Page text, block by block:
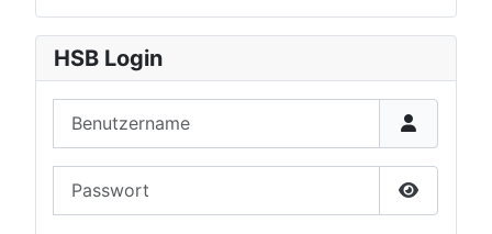
HSB Login
Passwort